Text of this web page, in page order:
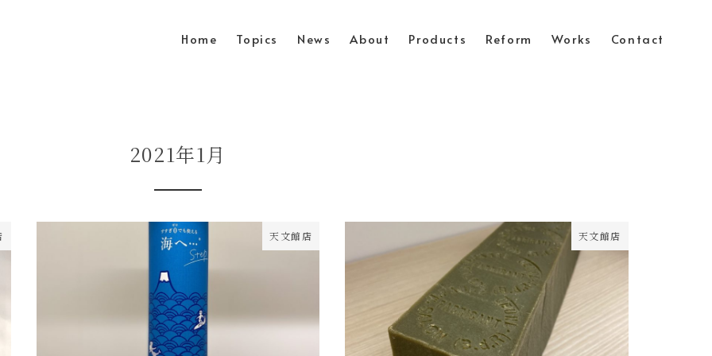
Home Topics News About Products Reform Works Contact
2021年1月
天文館店 天文館店